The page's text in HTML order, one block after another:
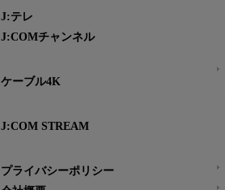
J:テレ
J:COMチャンネル
ケーブル4K
J:COM STREAM
プライバシーポリシー